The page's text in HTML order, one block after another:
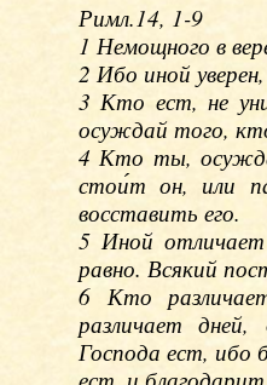
Римл.14, 1-9
1 Немощного в
2 Ибо иной
3 Кто ест, не
осуждай того,
4 Кто ты,
стои́т он, или
восставить его.
5 Иной
равно. Всякий
6 Кто
различает
Господа ест, ибо